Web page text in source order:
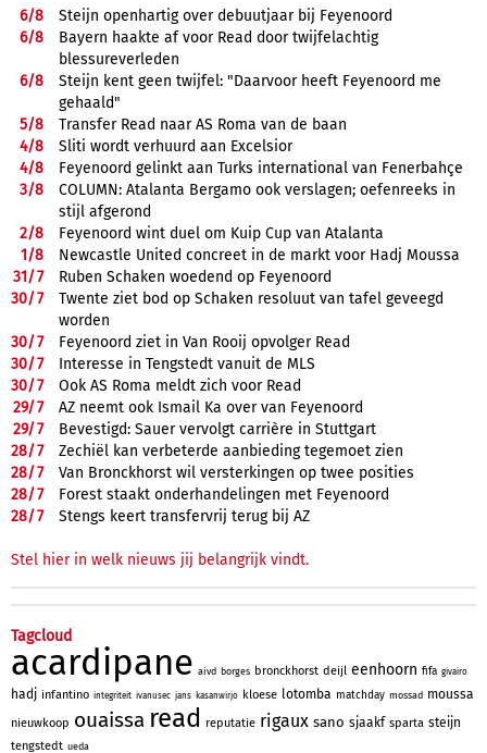
6/8
Steijn openhartig over debuutjaar bij Feyenoord
6/8
Bayern haakte af voor Read door twijfelachtig
blessureverleden
6/8
Steijn kent geen twijfel: "Daarvoor heeft Feyenoord me
gehaald"
5/8
Transfer Read naar AS Roma van de baan
4/8
Sliti wordt verhuurd aan Excelsior
4/8
Feyenoord gelinkt aan Turks international van Fenerbahçe
3/8
COLUMN: Atalanta Bergamo ook verslagen; oefenreeks in
stijl afgerond
2/8
Feyenoord wint duel om Kuip Cup van Atalanta
1/8
Newcastle United concreet in de markt voor Hadj Moussa
31/7
Ruben Schaken woedend op Feyenoord
30/7
Twente ziet bod op Schaken resoluut van tafel geveegd
worden
30/7
Feyenoord ziet in Van Rooij opvolger Read
30/7
Interesse in Tengstedt vanuit de MLS
30/7
Ook AS Roma meldt zich voor Read
29/7
AZ neemt ook Ismail Ka over van Feyenoord
29/7
Bevestigd: Sauer vervolgt carrière in Stuttgart
28/7
Zechiël kan verbeterde aanbieding tegemoet zien
28/7
Van Bronckhorst wil versterkingen op twee posities
28/7
Forest staakt onderhandelingen met Feyenoord
28/7 Stengs keert transfervrij terug bij AZ
Stel hier in welk nieuws jij belangrijk vindt.
Tagcloud
acardipane aivd borges bronckhorst deijl eenhoorn fifa givairo
hadj infantino integriteit ivanusec jans kasanwirjo kloese lotomba matchday mossad moussa
nieuwkoop ouaissa read reputatie rigaux sano sjaakf sparta steijn
tengstedt ueda